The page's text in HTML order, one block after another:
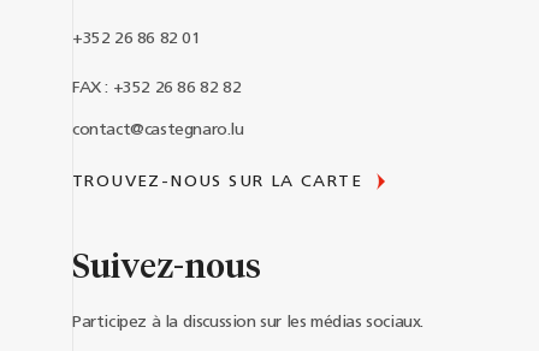
+352 26 86 82 01
FAX : +352 26 86 82 82
contact@castegnaro.lu
TROUVEZ-NOUS SUR LA CARTE
Suivez-nous
Participez à la discussion sur les médias sociaux.